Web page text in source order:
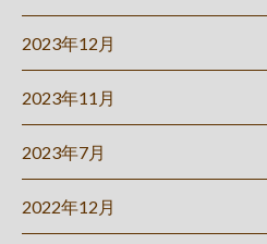
2023年12月
2023年11月
2023年7月
2022年12月